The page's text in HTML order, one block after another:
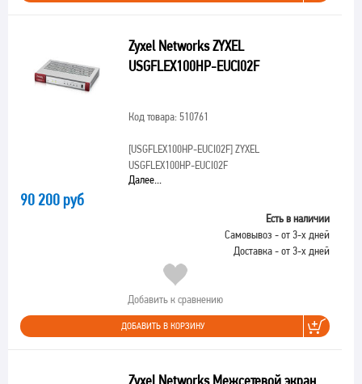
Zyxel Networks ZYXEL
USGFLEX100HP-EUCI02F
Код товара: 510761
[USGFLEX100HP-EUCI02F]ZYXEL
USGFLEX100HP-EUCI02F
Далее...
90 200 руб
Есть в наличии
Самовывоз - от 3-х дней
Доставка - от 3-х дней
Добавить к сравнению
ДОБАВИТЬ В КОРЗИНУ
Zyxel Networks Межсетевой экран